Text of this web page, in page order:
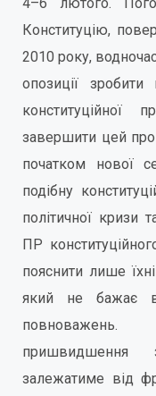
Конституцію,
2010 року,
опозиції
завершити цей
початком нової
подібну
політичної кризи
ПР
пояснити лише
який не бажає
повноважень.
пришвидшення
залежатиме від